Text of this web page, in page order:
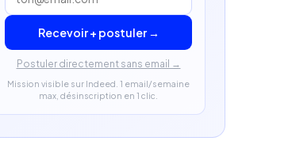
Recevoir + postuler →
Postuler directement sans email →
Mission visible sur Indeed. 1 email/semaine
max, désinscription en 1 clic.